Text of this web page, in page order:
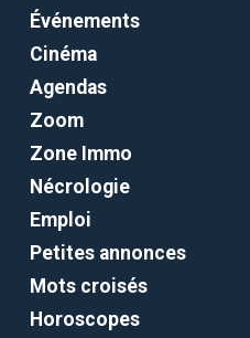
Événements
Cinéma
Agendas
Zoom
Zone Immo
Nécrologie
Emploi
Petites annonces
Mots croisés
Horoscopes